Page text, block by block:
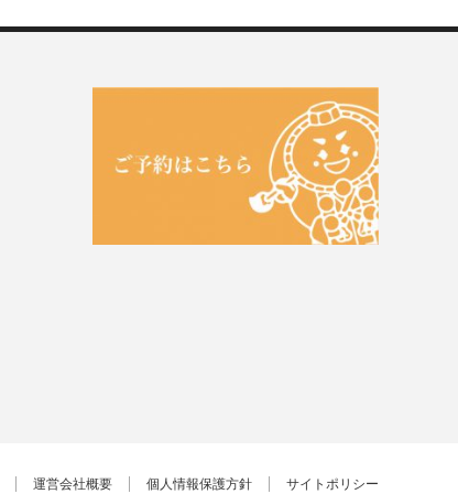
運営会社概要 個人情報保護方針 サイトポリシー